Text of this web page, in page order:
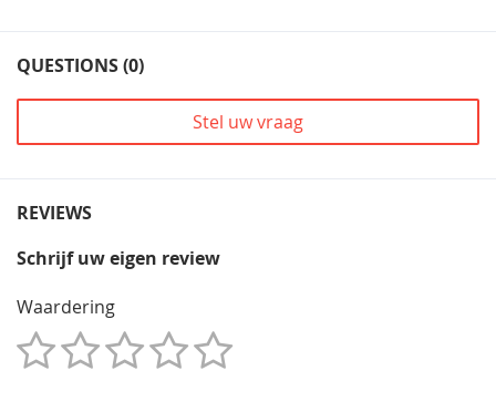
QUESTIONS (0)
Stel uw vraag
REVIEWS
Schrijf uw eigen review
Waardering